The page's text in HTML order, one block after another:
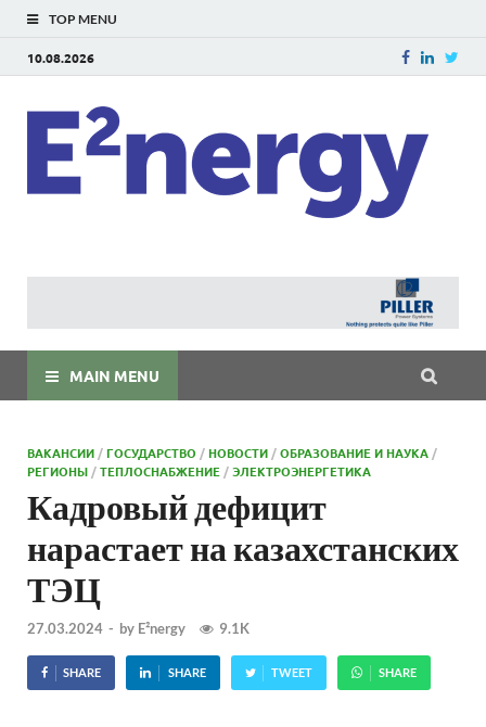
TOP MENU
10.08.2026
MAIN MENU
ВАКАНСИИ /ГОСУДАРСТВО /НОВОСТИ /ОБРАЗОВАНИЕ И НАУКА /
РЕГИОНЫ /ТЕПЛОСНАБЖЕНИЕ /ЭЛЕКТРОЭНЕРГЕТИКА
Кадровый дефицит
нарастает на казахстанских
ТЭЦ
27.03.2024 - by E²nergy 9.1K
SHARE SHARE TWEET SHARE